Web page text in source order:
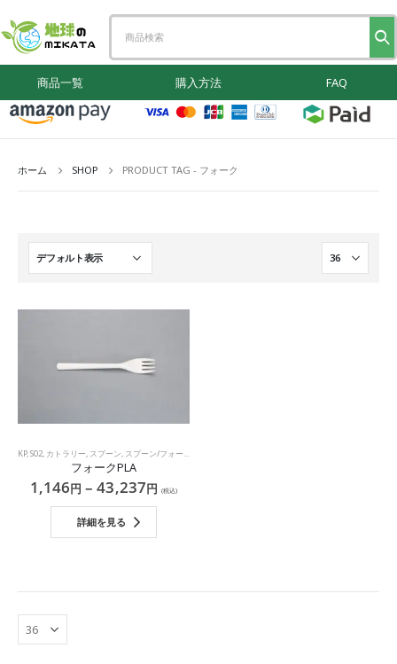
商品一覧 購入方法 FAQ
ホーム SHOP PRODUCT TAG - フォーク
KP, S02 カトラリー スプーン スプーン/フォーク/ストロー
フォークPLA
1,146円 –43,237円 (税込)
詳細を見る